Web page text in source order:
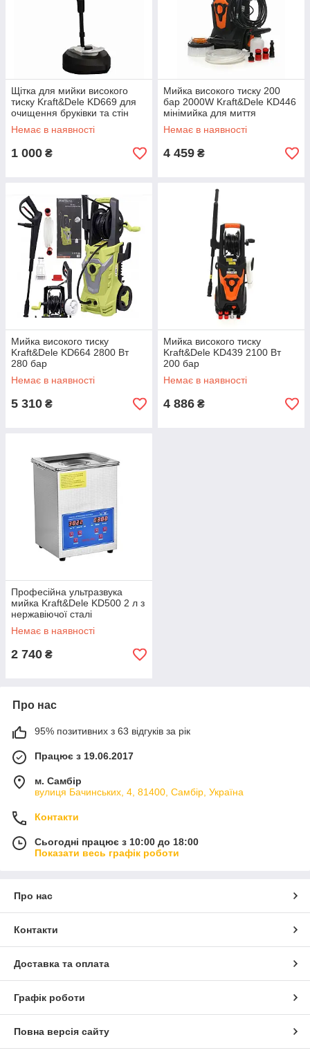
Щітка для мийки високого
тиску Kraft&Dele KD669 для
очищення бруківки та стін
Немає в наявності
1 000 ₴
Мийка високого тиску 200
бар 2000W Kraft&Dele KD446
мінімийка для миття
автомобілів, фасадів, терас,
садових меблів
Немає в наявності
4 459 ₴
Мийка високого тиску
Kraft&Dele KD664 2800 Вт
280 бар
Немає в наявності
5 310 ₴
Мийка високого тиску
Kraft&Dele KD439 2100 Вт
200 бар
Немає в наявності
4 886 ₴
Професійна ультразвука
мийка Kraft&Dele KD500 2 л з
нержавіючої сталі
Немає в наявності
2 740 ₴
Про нас
95% позитивних з 63 відгуків за рік
Працює з 19.06.2017
м. Самбір
вулиця Бачинських, 4, 81400, Самбір, Україна
Контакти
Сьогодні працює з 10:00 до 18:00
Показати весь графік роботи
Про нас
Контакти
Доставка та оплата
Графік роботи
Повна версія сайту